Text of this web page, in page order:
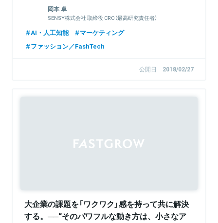
岡本 卓
SENSY株式会社 取締役 CRO（最高研究責任者）
AI・人工知能
マーケティング
ファッション／FashTech
公開日 2018/02/27
大企業の課題を「ワクワク」感を持って共に解決
する。──“そのパワフルな動き方は、小さなア